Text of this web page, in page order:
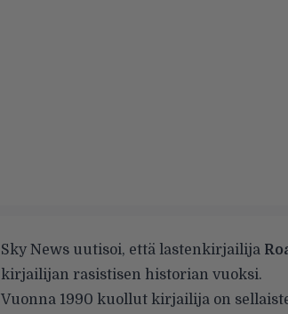
Sky News uutisoi, että lastenkirjailija
kirjailijan rasistisen historian vuoksi.
Vuonna 1990 kuollut kirjailija on